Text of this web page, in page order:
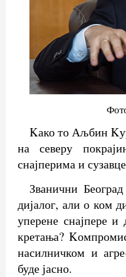
Kако то Аљбин
на северу
снајперима и
Званични
дијалог, али о ком
уперене снајпере
кретања?
насилничком и
буде јасно.